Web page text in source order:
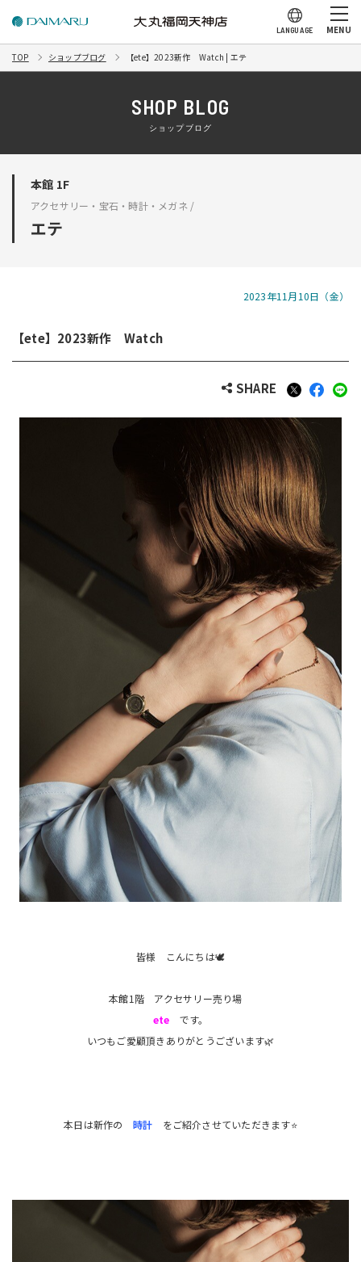
LANGUAGE MENU
TOP ショップブログ 【ete】2023新作 Watch | エテ
SHOP BLOG
ショップブログ
本館 1F
アクセサリー・宝石・時計・メガネ /
エテ
2023年11月10日（金）
【ete】2023新作 Watch
SHARE
皆様 こんにちは🕊
本館1階 アクセサリー売り場
ete です。
いつもご愛顧頂きありがとうございます🌿
本日は新作の 時計 をご紹介させていただきます⭐️